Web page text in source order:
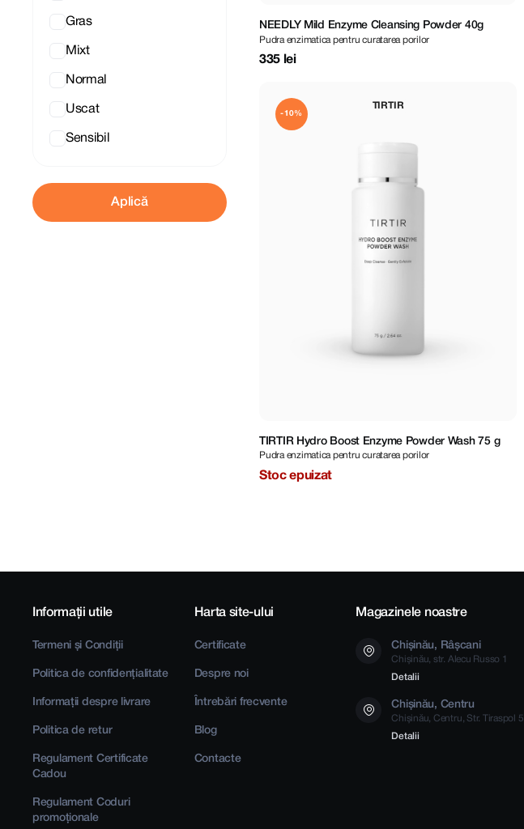
Gras
Mixt
Normal
Uscat
Sensibil
Aplică
NEEDLY Mild Enzyme Cleansing Powder 40g
Pudra enzimatica pentru curatarea porilor
335 lei
TIRTIR
-10%
TIRTIR Hydro Boost Enzyme Powder Wash 75 g
Pudra enzimatica pentru curatarea porilor
Stoc epuizat
Informații utile
Termeni și Condiții
Politica de confidențialitate
Informații despre livrare
Politica de retur
Regulament Certificate
Cadou
Regulament Coduri
promoționale
Harta site-ului
Certificate
Despre noi
Întrebări frecvente
Blog
Contacte
Magazinele noastre
Chișinău, Râșcani
Chișinău, str. Alecu Russo 1
Detalii
Chișinău, Centru
Chișinău, Centru, Str. Tiraspol 5
Detalii